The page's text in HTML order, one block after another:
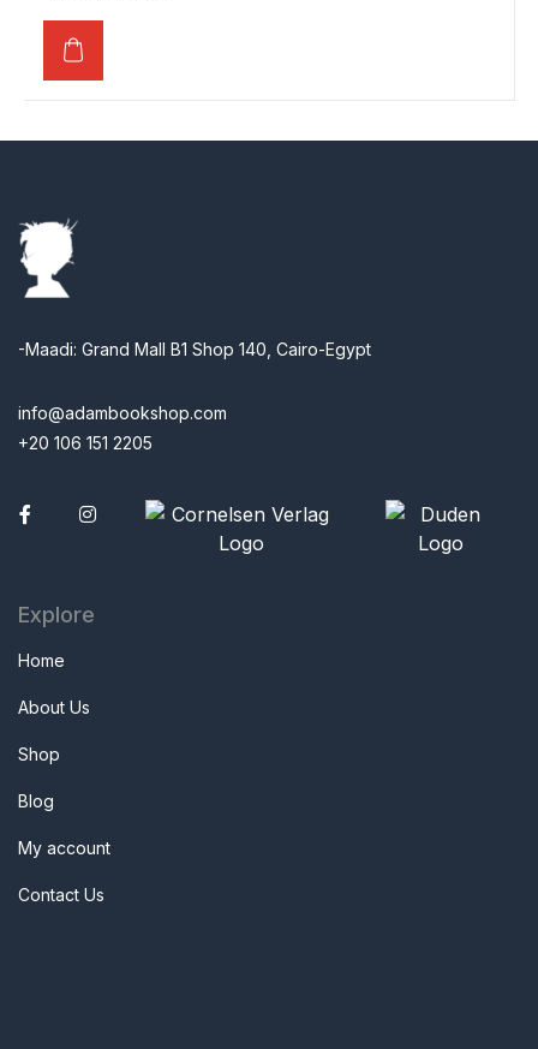
-Maadi: Grand Mall B1 Shop 140, Cairo-Egypt
info@adambookshop.com
+20 106 151 2205
Facebook
Explore
Home
About Us
Shop
Blog
My account
Contact Us